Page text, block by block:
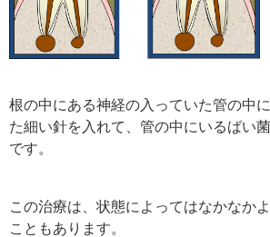
根の中にある神経の入っていた管の中
た細い針を入れて、管の中にいるばい
です。
この治療は、状態によってはなかなか
こともあります。